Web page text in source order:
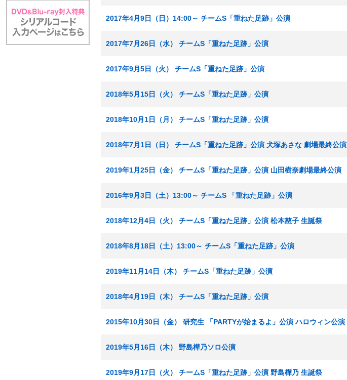
2017年4月9日（日）14:00～ チームS「重ねた足跡」公演
2017年7月26日（水） チームS「重ねた足跡」公演
2017年9月5日（火） チームS「重ねた足跡」公演
2018年5月15日（火） チームS「重ねた足跡」公演
2018年10月1日（月） チームS「重ねた足跡」公演
2018年7月1日（日） チームS「重ねた足跡」公演 犬塚あさな 劇場最終公演
2019年1月25日（金） チームS「重ねた足跡」公演 山田樹奈劇場最終公演
2016年9月3日（土）13:00～ チームS 「重ねた足跡」公演
2018年12月4日（火） チームS「重ねた足跡」公演 松本慈子 生誕祭
2018年8月18日（土）13:00～ チームS「重ねた足跡」公演
2019年11月14日（木） チームS「重ねた足跡」公演
2018年4月19日（木） チームS「重ねた足跡」公演
2015年10月30日（金） 研究生 「PARTYが始まるよ」公演 ハロウィン公演
2019年5月16日（木） 野島樺乃ソロ公演
2019年9月17日（火） チームS「重ねた足跡」公演 野島樺乃 生誕祭